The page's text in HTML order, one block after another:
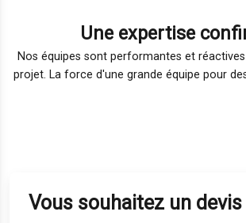
Une expertise
Nos équipes sont performantes et
projet. La force d'une grande équipe pour
Vous souhaitez un devis